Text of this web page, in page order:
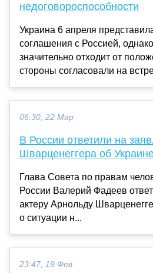
недоговороспособности
Украина 6 апреля
соглашения с Россией,
значительно отходит от
стороны согласовали на
06:30, 22 Мар
В России ответили на
Шварценеггера об
Глава Совета по правам
России Валерий Фадеев
актеру Арнольду
о ситуации н...
23:47, 19 Фев